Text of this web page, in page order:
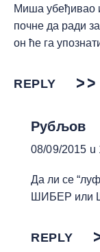
Миша убеђивао
почне да ради
он ће га
REPLY
Рубљов
08/09/2015 u
Да ли се
ШИБЕР или
REPLY